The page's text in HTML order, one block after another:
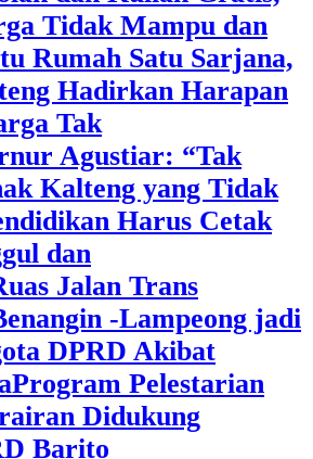
Tidak Mampu dan
Rumah Satu Sarjana,
Hadirkan Harapan
Tak
Agustiar: “Tak
Kalteng yang Tidak
Harus Cetak
dan
Jalan Trans
-Lampeong jadi
DPRD Akibat
Program Pelestarian
Didukung
Barito